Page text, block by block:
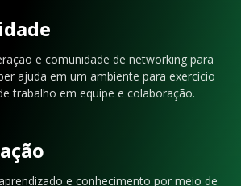
e comunidade de networking para
ajuda em um ambiente para exercício
trabalho em equipe e colaboração.
e conhecimento por meio de